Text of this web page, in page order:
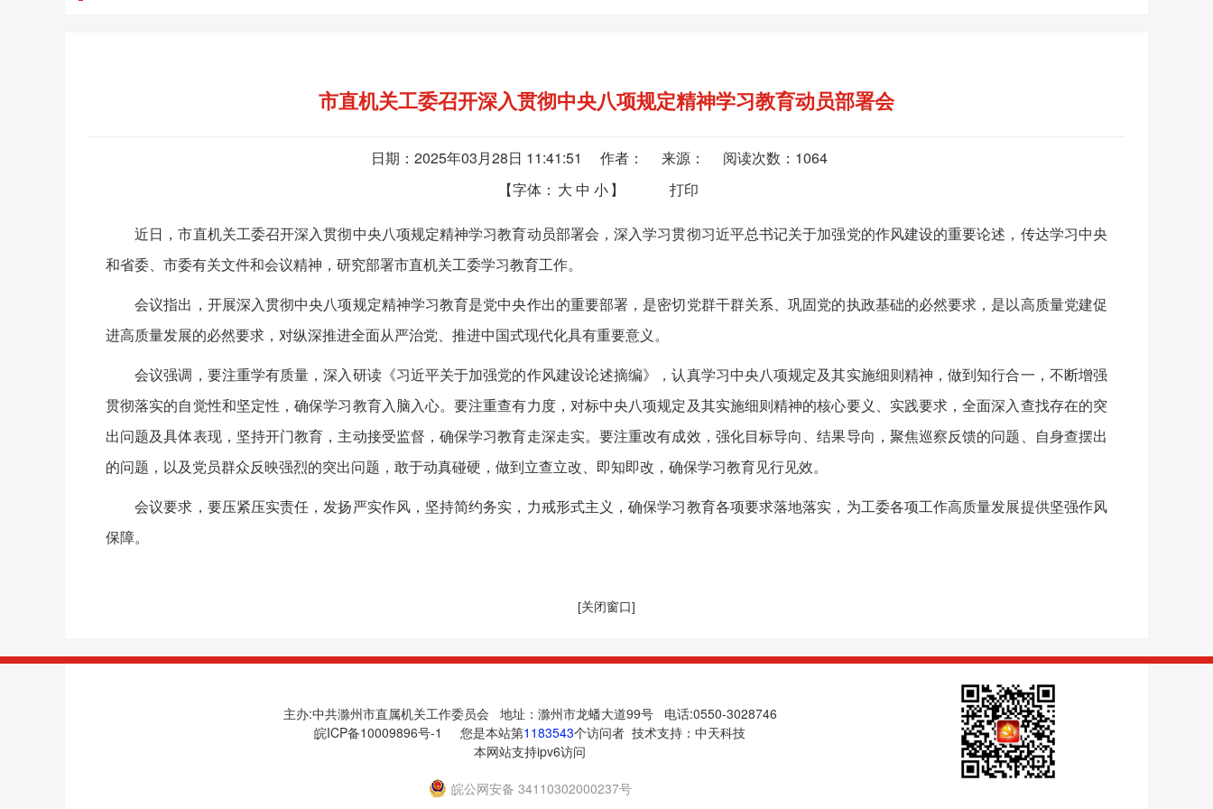
市直机关工委召开深入贯彻中央八项规定精神学习教育动员部署会
日期：2025年03月28日 11:41:51 作者： 来源： 阅读次数： 1064
【字体： 大 中 小】 打印
近日，市直机关工委召开深入贯彻中央八项规定精神学习教育动员部署会，深入学习贯彻习近平总书记关于加强党的作风建设的重要论述，传达学习中央
和省委、市委有关文件和会议精神，研究部署市直机关工委学习教育工作。
会议指出，开展深入贯彻中央八项规定精神学习教育是党中央作出的重要部署，是密切党群干群关系、巩固党的执政基础的必然要求，是以高质量党建促
进高质量发展的必然要求，对纵深推进全面从严治党、推进中国式现代化具有重要意义。
会议强调，要注重学有质量，深入研读《习近平关于加强党的作风建设论述摘编》，认真学习中央八项规定及其实施细则精神，做到知行合一，不断增强
贯彻落实的自觉性和坚定性，确保学习教育入脑入心。要注重查有力度，对标中央八项规定及其实施细则精神的核心要义、实践要求，全面深入查找存在的突
出问题及具体表现，坚持开门教育，主动接受监督，确保学习教育走深走实。要注重改有成效，强化目标导向、结果导向，聚焦巡察反馈的问题、自身查摆出
的问题，以及党员群众反映强烈的突出问题，敢于动真碰硬，做到立查立改、即知即改，确保学习教育见行见效。
会议要求，要压紧压实责任，发扬严实作风，坚持简约务实，力戒形式主义，确保学习教育各项要求落地落实，为工委各项工作高质量发展提供坚强作风
保障。
[关闭窗口]
主办:中共滁州市直属机关工作委员会 地址：滁州市龙蟠大道99号 电话:0550-3028746
皖ICP备10009896号-1
您是本站第1183543个访问者 技术支持： 中天科技
本网站支持ipv6访问
皖公网安备 34110302000237号